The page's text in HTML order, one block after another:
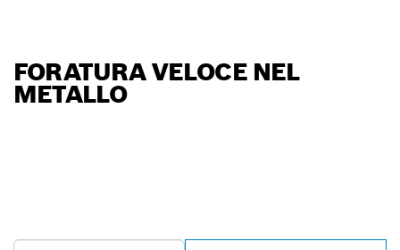
FORATURA VELOCE NEL
METALLO